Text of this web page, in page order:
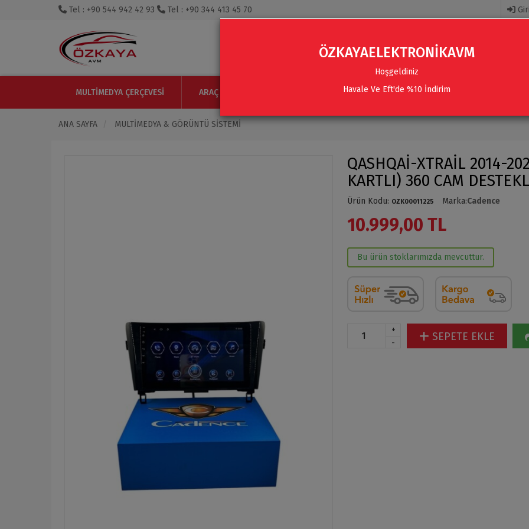
Tel : +90 544 942 42 93 Tel : +90 344 413 45 70
MULTIMEDYA ÇERÇEVESI ARAÇ IÇI MONITOR AKSESUARLAR SES SISTEMLERI & AKSESUARLAR
ANA SAYFA MULTIMEDYA & GÖRÜNTÜ SISTEMI
QASHQAİ-XTRAİL 2014-
KARTLI) 360 CAM
Ürün Kodu: OZK00011225 Marka:Cadence
10.999,00 TL
Bu ürün stoklarımızda mevcuttur.
+
-
SEPETE EKLE
ÖZKAYAELEKTRONİKAVM
Hoşgeldiniz
Havale Ve Eft'de %10 İndirim